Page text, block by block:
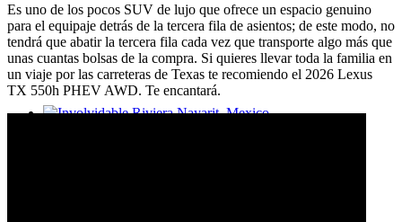
Es uno de los pocos SUV de lujo que ofrece un espacio genuino
para el equipaje detrás de la tercera fila de asientos; de este modo, no
tendrá que abatir la tercera fila cada vez que transporte algo más que
unas cuantas bolsas de la compra. Si quieres llevar toda la familia en
un viaje por las carreteras de Texas te recomiendo el 2026 Lexus
TX 550h PHEV AWD. Te encantará.